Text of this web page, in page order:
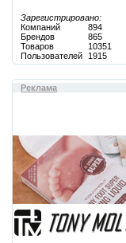
Зарегистрировано:
Компаний
894
Брендов
865
Товаров
10351
Пользователей
1915
Реклама